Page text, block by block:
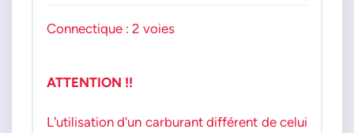
Connectique : 2 voies
ATTENTION !!
L'utilisation d'un carburant différent de celui